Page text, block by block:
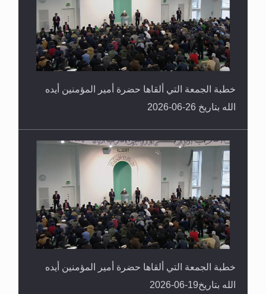
خطبة الجمعة التي ألقاها حضرة أمير المؤمنين أيده
خطبة الجمعة التي ألقاها حضرة أمير المؤمنين أيده